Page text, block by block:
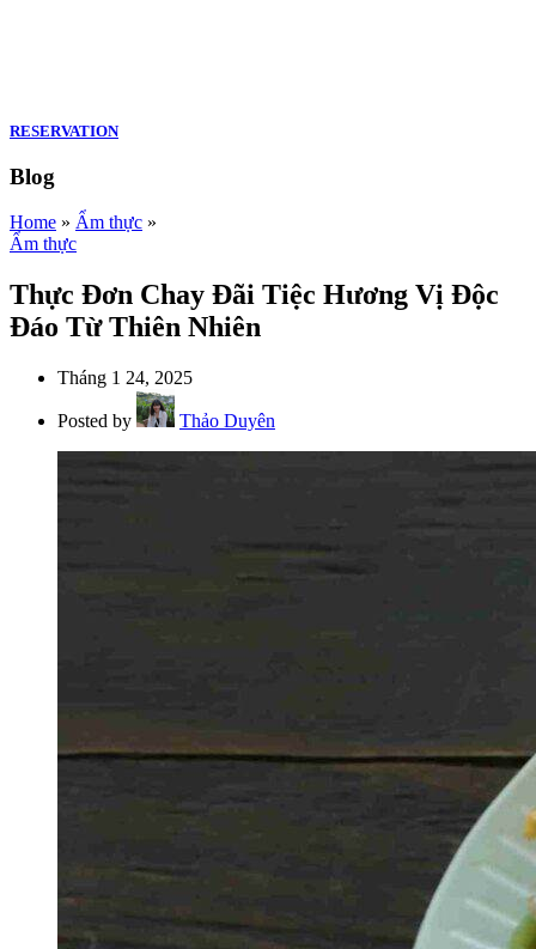
RESERVATION
Blog
Home » Ẩm thực »
Ẩm thực
Thực Đơn Chay Đãi Tiệc Hương Vị Độc
Đáo Từ Thiên Nhiên
Tháng 1 24, 2025
Posted by Thảo Duyên